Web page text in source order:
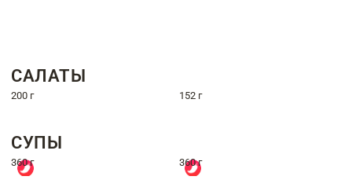
САЛАТЫ
200 г 152 г
СУПЫ
360 г 360 г